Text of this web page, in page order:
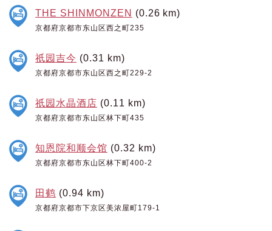
THE SHINMONZEN (0.26 km)
京都府京都市东山区西之町235
祇园吉今 (0.31 km)
京都府京都市东山区西之町229-2
祇园水晶酒店 (0.11 km)
京都府京都市东山区林下町435
知恩院和顺会馆 (0.32 km)
京都府京都市东山区林下町400-2
田鹤 (0.94 km)
京都府京都市下京区美浓屋町179-1